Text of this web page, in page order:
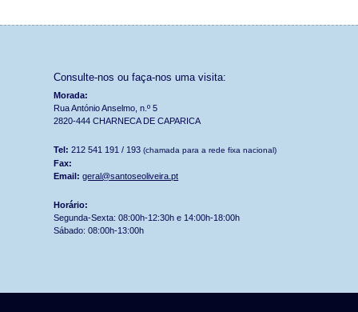
Consulte-nos ou faça-nos uma visita:
Morada:
Rua António Anselmo, n.º 5
2820-444 CHARNECA DE CAPARICA
Tel: 212 541 191 / 193(chamada para a rede fixa nacional)
Fax:
Email: geral@santoseoliveira.pt
Horário:
Segunda-Sexta: 08:00h-12:30h e 14:00h-18:00h
Sábado: 08:00h-13:00h